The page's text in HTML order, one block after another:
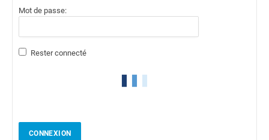
Mot de passe:
Rester connecté
CONNEXION